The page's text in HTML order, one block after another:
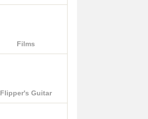
Films
Flipper's Guitar